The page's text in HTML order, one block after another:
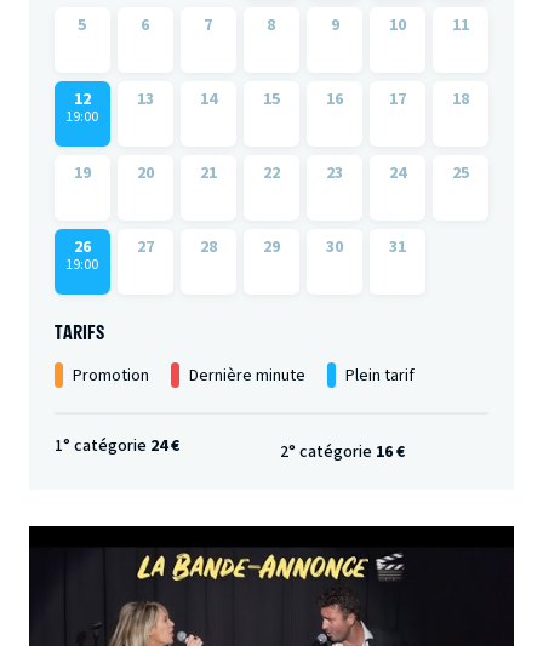
5 6 7 8 9 10 11
12
19:00
13 14 15 16 17 18
19 20 21 22 23 24 25
26
19:00
27 28 29 30 31
TARIFS
Promotion Dernière minute Plein tarif
1° catégorie 24 € 2° catégorie 16 €